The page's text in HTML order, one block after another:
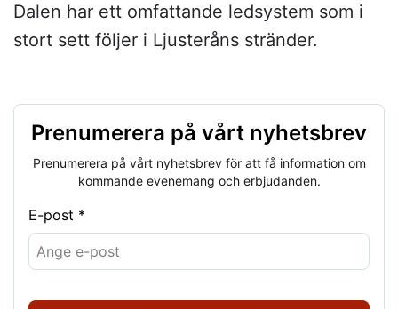
Dalen har ett omfattande ledsystem som i
stort sett följer i Ljusteråns stränder.
Prenumerera på vårt nyhetsbrev
Prenumerera på vårt nyhetsbrev för att få information om
kommande evenemang och erbjudanden.
E-post *